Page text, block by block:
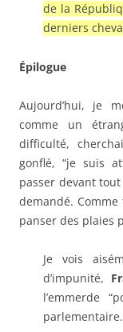
de la
derniers
Épilogue
Aujourd’hui, je
comme un
difficulté,
gonflé, “je suis
passer devant
demandé.
panser des plaies
Je vois
d’impunité,
l’emmerde